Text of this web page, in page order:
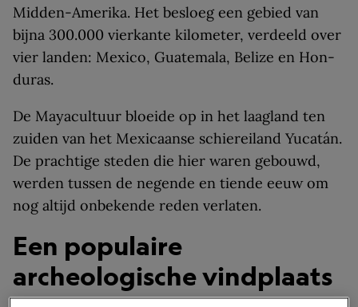
Midden-Amerika. Het besloeg een gebied van
bijna 300.000 vierkante kilometer, verdeeld over
vier landen: Mexico,­ Guatemala, Belize en Hon­
duras.
De Mayacultuur bloeide op in het laagland ten
zuiden van het Mexicaanse schiereiland Yucatán.
De prachtige steden die hier waren gebouwd,
werden tussen de negende en tiende eeuw om
nog altijd onbekende reden verlaten.
Een populaire
archeologische vindplaats